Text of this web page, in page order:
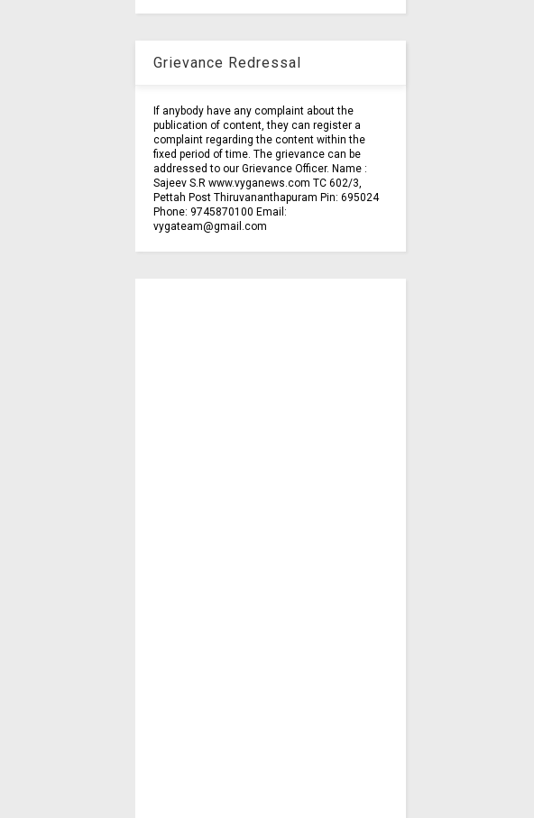
Grievance Redressal
If anybody have any complaint about the
publication of content, they can register a
complaint regarding the content within the
fixed period of time. The grievance can be
addressed to our Grievance Officer. Name :
Sajeev S.R www.vyganews.com TC 602/3,
Pettah Post Thiruvananthapuram Pin: 695024
Phone: 9745870100 Email:
vygateam@gmail.com